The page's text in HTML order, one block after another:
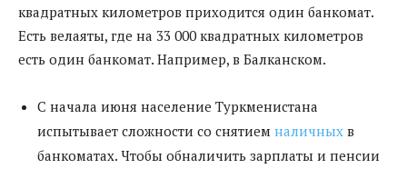
квадратных километров приходится один банкомат.
Есть велаяты, где на 33 000 квадратных километров
есть один банкомат. Например, в Балканском.
С начала июня население Туркменистана
испытывает сложности со снятием наличных в
банкоматах. Чтобы обналичить зарплаты и пенсии